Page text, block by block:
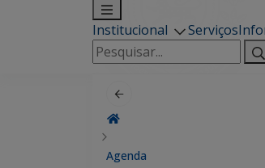
Institucional Serviços
Pesquisar
por:
Agenda